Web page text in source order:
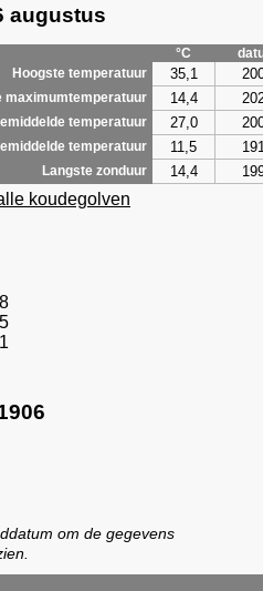
augustus
°C
Hoogste temperatuur
35,1
maximumtemperatuur 14,4
temperatuur 27,0
temperatuur 11,5
Langste zonduur 14,4
koudegolven
om de gegevens